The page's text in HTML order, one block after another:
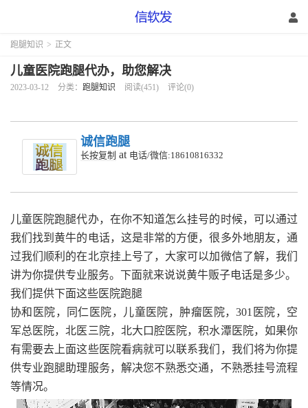
跑腿知识 > 正文
儿童医院跑腿代办，助您解决
2023-03-12 分类： 跑腿知识 阅读(451) 评论(0)
诚信跑腿
长按复制 at 电话/微信:18610816332
儿童医院跑腿代办，在你不知道怎么挂号的时候，可以通过
我们找到黄牛的电话，这是非常的方便，很多外地朋友，通
过我们顺利的在北京挂上号了，大家可以加微信了解，我们
讲为你提供专业服务。下面就来说说黄牛贩子电话是多少。
我们提供下面这些医院跑腿
协和医院，同仁医院，儿童医院，肿瘤医院，301医院，空
军总医院，北医三院，北大口腔医院，积水潭医院，如果你
有需要去上面这些医院看病就可以联系我们，我们将为你提
供专业跑腿助理服务，解决您不熟悉交通，不熟悉挂号流程
等情况。